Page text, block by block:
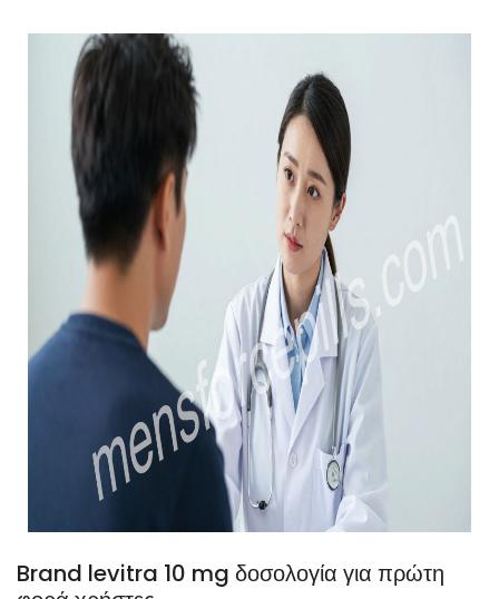
Brand levitra 10 mg δοσολογία για πρώτη